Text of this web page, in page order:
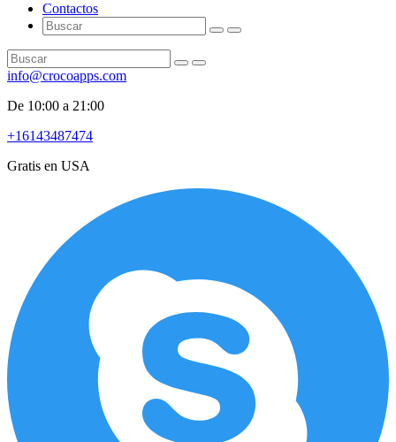
Contactos
info@crocoapps.com
De 10:00 a 21:00
+16143487474
Gratis en USA